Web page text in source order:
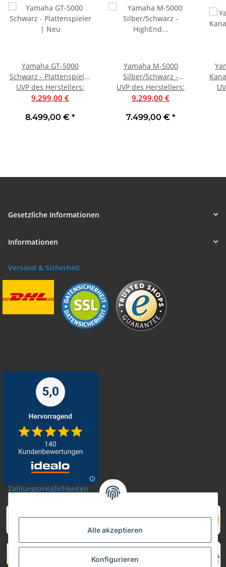
Alle akzeptieren
Konfigurieren
Yamaha GT-5000
Schwarz - Plattenspieler
| Neu
UVP des Herstellers:
9.299,00 €
8.499,00 € *
Yamaha M-5000
Silber/Schwarz -
HighEnd
Endverstärker/Endstufe
UVP des Herstellers:
9.299,00 €
7.499,00 € *
Gesetzliche Informationen
Informationen
Versand & Sicherheit
Zahlungsmöglichkeiten